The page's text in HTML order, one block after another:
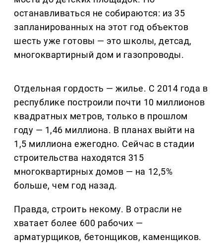
останавливаться не собираются: из 35
запланированных на этот год объектов
шесть уже готовы — это школы, детсад,
многоквартирный дом и газопроводы.
Отдельная гордость — жилье. С 2014 года в
республике построили почти 10 миллионов
квадратных метров, только в прошлом
году — 1,46 миллиона. В планах выйти на
1,5 миллиона ежегодно. Сейчас в стадии
строительства находятся 315
многоквартирных домов — на 12,5%
больше, чем год назад.
Правда, строить некому. В отрасли не
хватает более 600 рабочих —
арматурщиков, бетонщиков, каменщиков.